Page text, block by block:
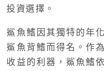
投資選擇。
鯊魚鰭因其獨特的年
鯊魚背鰭而得名。作
收益的利器，鯊魚鰭